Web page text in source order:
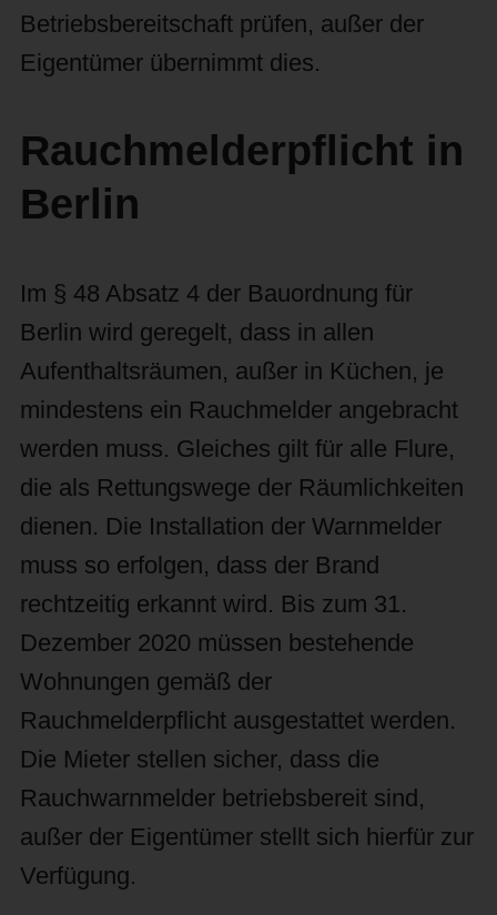
Betriebsbereitschaft prüfen, außer der
Eigentümer übernimmt dies.
Rauchmelderpflicht in
Berlin
Im § 48 Absatz 4 der Bauordnung für
Berlin wird geregelt, dass in allen
Aufenthaltsräumen, außer in Küchen, je
mindestens ein Rauchmelder angebracht
werden muss. Gleiches gilt für alle Flure,
die als Rettungswege der Räumlichkeiten
dienen. Die Installation der Warnmelder
muss so erfolgen, dass der Brand
rechtzeitig erkannt wird. Bis zum 31.
Dezember 2020 müssen bestehende
Wohnungen gemäß der
Rauchmelderpflicht ausgestattet werden.
Die Mieter stellen sicher, dass die
Rauchwarnmelder betriebsbereit sind,
außer der Eigentümer stellt sich hierfür zur
Verfügung.